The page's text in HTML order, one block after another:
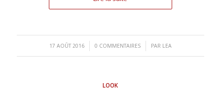
17 AOÛT 2016
/ 0 COMMENTAIRES
/ PAR LEA
LOOK